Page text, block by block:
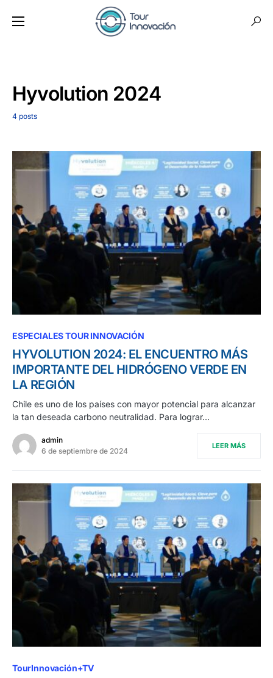
Hyvolution 2024
4 posts
ESPECIALES TOUR INNOVACIÓN
HYVOLUTION 2024: EL ENCUENTRO MÁS
IMPORTANTE DEL HIDRÓGENO VERDE EN
LA REGIÓN
Chile es uno de los países con mayor potencial para alcanzar
la tan deseada carbono neutralidad. Para lograr…
admin
6 de septiembre de 2024
LEER MÁS
TourInnovación+TV